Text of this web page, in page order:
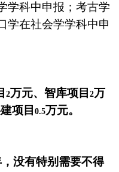
学科中申报；考古学
学在社会学学科中申
2万元、智库项目 2万
项目 0.5万元。
没有特别需要不得